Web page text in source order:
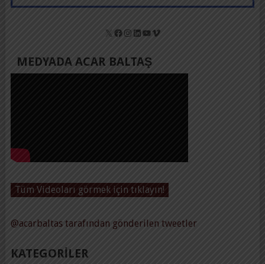
X Facebook
Instagram
LinkedIn
YouTube
Vimeo
MEDYADA ACAR BALTAŞ
Tüm Videoları görmek için tıklayın!
@acarbaltas tarafından gönderilen tweetler
KATEGORILER